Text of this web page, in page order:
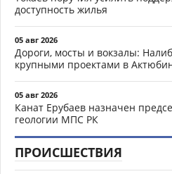
доступность жилья
05 авг 2026
Дороги, мосты и вокзалы:
крупными проектами в
05 авг 2026
Канат Ерубаев назначен
геологии МПС РК
ПРОИСШЕСТВИЯ